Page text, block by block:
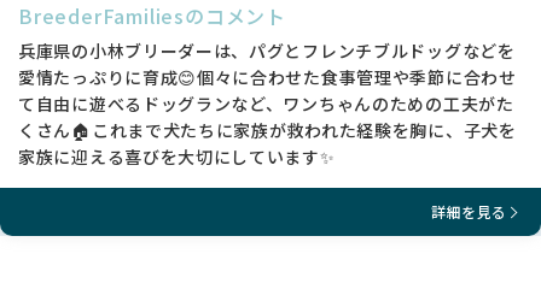
BreederFamiliesのコメント
兵庫県の小林ブリーダーは、パグとフレンチブルドッグなどを
愛情たっぷりに育成😊個々に合わせた食事管理や季節に合わせ
て自由に遊べるドッグランなど、ワンちゃんのための工夫がた
くさん🏠これまで犬たちに家族が救われた経験を胸に、子犬を
家族に迎える喜びを大切にしています✨
詳細を見る